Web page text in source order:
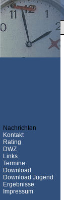
Nachrichten
Kontakt
Rating
DWZ
Links
Termine
Download
Download Jugend
Ergebnisse
Impressum